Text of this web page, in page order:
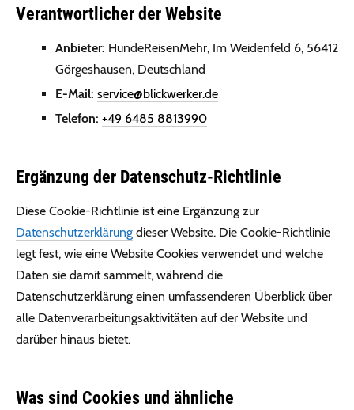
Verantwortlicher der Website
Anbieter: HundeReisenMehr, Im Weidenfeld 6, 56412
Görgeshausen, Deutschland
E-Mail: service@blickwerker.de
Telefon: +49 6485 8813990
Ergänzung der Datenschutz-Richtlinie
Diese Cookie-Richtlinie ist eine Ergänzung zur
Datenschutzerklärung dieser Website. Die Cookie-Richtlinie
legt fest, wie eine Website Cookies verwendet und welche
Daten sie damit sammelt, während die
Datenschutzerklärung einen umfassenderen Überblick über
alle Datenverarbeitungsaktivitäten auf der Website und
darüber hinaus bietet.
Was sind Cookies und ähnliche